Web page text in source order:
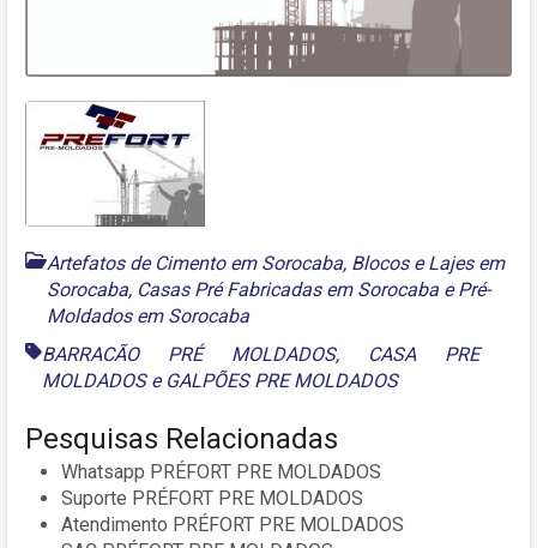
Artefatos de Cimento em Sorocaba, Blocos e Lajes em
Sorocaba, Casas Pré Fabricadas em Sorocaba ePré-
Moldados em Sorocaba
BARRACÃO PRÉ MOLDADOS, CASA PRE
MOLDADOSe GALPÕES PRE MOLDADOS
Pesquisas Relacionadas
Whatsapp PRÉFORT PRE MOLDADOS
Suporte PRÉFORT PRE MOLDADOS
Atendimento PRÉFORT PRE MOLDADOS